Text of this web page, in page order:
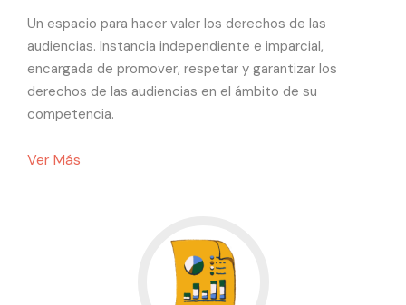
Un espacio para hacer valer los derechos de las
audiencias. Instancia independiente e imparcial,
encargada de promover, respetar y garantizar los
derechos de las audiencias en el ámbito de su
competencia.
Ver Más